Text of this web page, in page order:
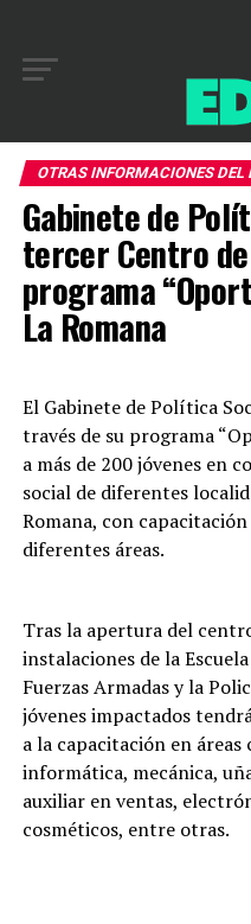
OTRAS INFORMACIONES DEL
Gabinete de
tercer Centro
programa
La Romana
El Gabinete de Política
través de su programa
a más de 200 jóvenes en
social de diferentes
Romana, con
diferentes áreas.
Tras la apertura del
instalaciones de la
Fuerzas Armadas y la
jóvenes impactados
a la capacitación en
informática, mecánica,
auxiliar en ventas,
cosméticos, entre otras.